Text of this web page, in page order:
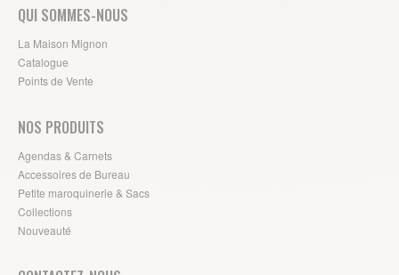
QUI SOMMES-NOUS
La Maison Mignon
Catalogue
Points de Vente
NOS PRODUITS
Agendas & Carnets
Accessoires de Bureau
Petite maroquinerie & Sacs
Collections
Nouveauté